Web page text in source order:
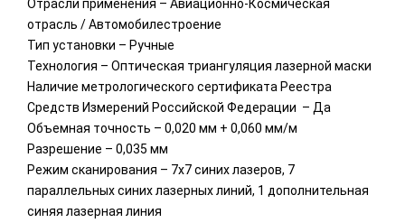
Отрасли применения – Авиационно-Космическая
отрасль / Автомобилестроение
Тип установки – Ручные
Технология – Оптическая триангуляция лазерной маски
Наличие метрологического сертификата Реестра
Средств Измерений Российской Федерации – Да
Объемная точность – 0,020 мм + 0,060 мм/м
Разрешение – 0,035 мм
Режим сканирования – 7х7 синих лазеров, 7
параллельных синих лазерных линий, 1 дополнительная
синяя лазерная линия